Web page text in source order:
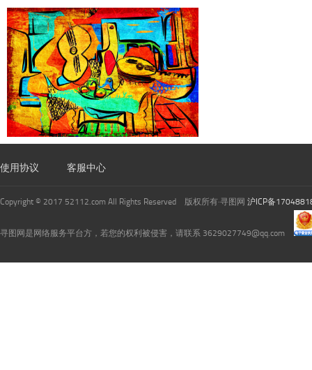
使用协议 客服中心
Copyright © 2017 52112.com All Rights Reserved 版权所有·寻图网 沪ICP备
寻图网是网络服务平台方，若您的权利被侵害，请联系 3629027749@qq.com